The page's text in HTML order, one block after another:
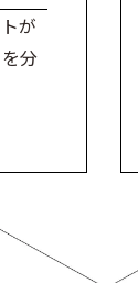
が
分